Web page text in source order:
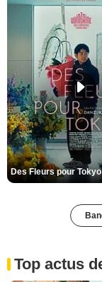
Top actus